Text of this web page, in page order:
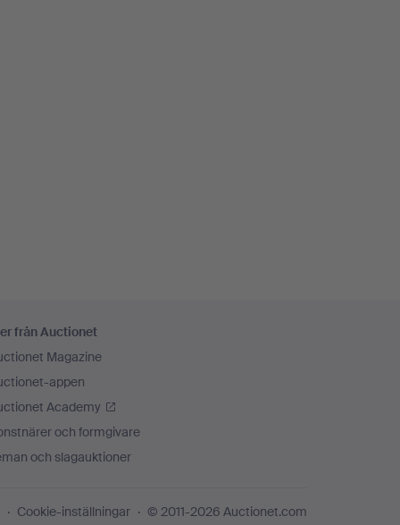
från Auctionet
Magazine
appen
Academy
och formgivare
och slagauktioner
Cookie-inställningar © 2011-2026 Auctionet.com